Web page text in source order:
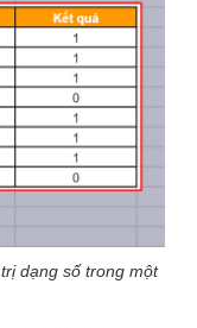
dạng số trong một